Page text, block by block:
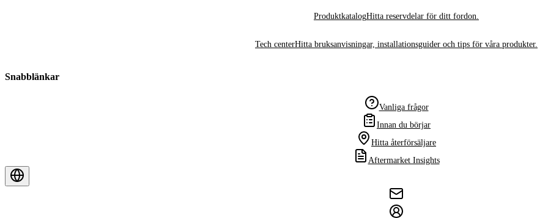
ProduktkatalogHitta reservdelar för ditt fordon.
Tech centerHitta bruksanvisningar, installationsguider och tips för våra produkter.
Snabblänkar
Vanliga frågor
Innan du börjar
Hitta återförsäljare
Aftermarket Insights